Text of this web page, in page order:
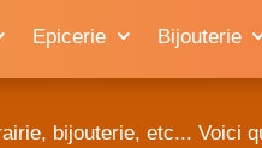
Epicerie Bijouterie
bijouterie, etc... Voici